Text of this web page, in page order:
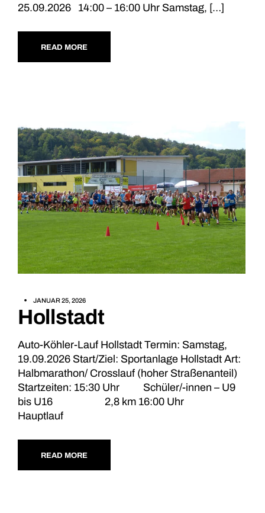
25.09.2026 14:00 – 16:00 Uhr Samstag, […]
READ MORE
JANUAR 25, 2026
Hollstadt
Auto-Köhler-Lauf Hollstadt Termin: Samstag,
19.09.2026 Start/Ziel: Sportanlage Hollstadt Art:
Halbmarathon/ Crosslauf (hoher Straßenanteil)
Startzeiten: 15:30 Uhr Schüler/-innen – U9
bis U16 2,8 km 16:00 Uhr
Hauptlauf
READ MORE